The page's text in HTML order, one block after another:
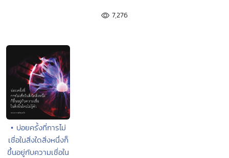
7,276
• บ่อยครั้งที่การไม่
เชื่อในสิ่งใดสิ่งหนึ่งก็
ขึ้นอยู่กับความเชื่อใน